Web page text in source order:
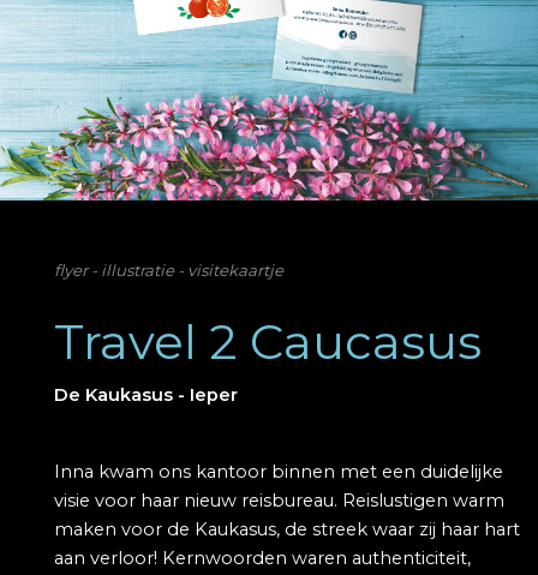
flyer - illustratie - visitekaartje
Travel 2 Caucasus
De Kaukasus - Ieper
Inna kwam ons kantoor binnen met een duidelijke
visie voor haar nieuw reisbureau. Reislustigen warm
maken voor de Kaukasus, de streek waar zij haar hart
aan verloor! Kernwoorden waren authenticiteit,